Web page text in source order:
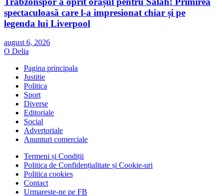
spectaculoasă care l-a impresionat chiar și pe
legenda lui Liverpool
august 6, 2026
O Delia
Pagina principala
Justitie
Politica
Sport
Diverse
Editoriale
Social
Advertoriale
Anunturi comerciale
Termeni și Condiții
Politica de Confidențialitate și Cookie-uri
Politica cookies
Contact
Urmareste-ne pe FB